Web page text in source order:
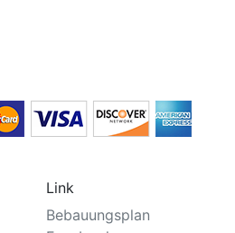
Link
Bebauungsplan